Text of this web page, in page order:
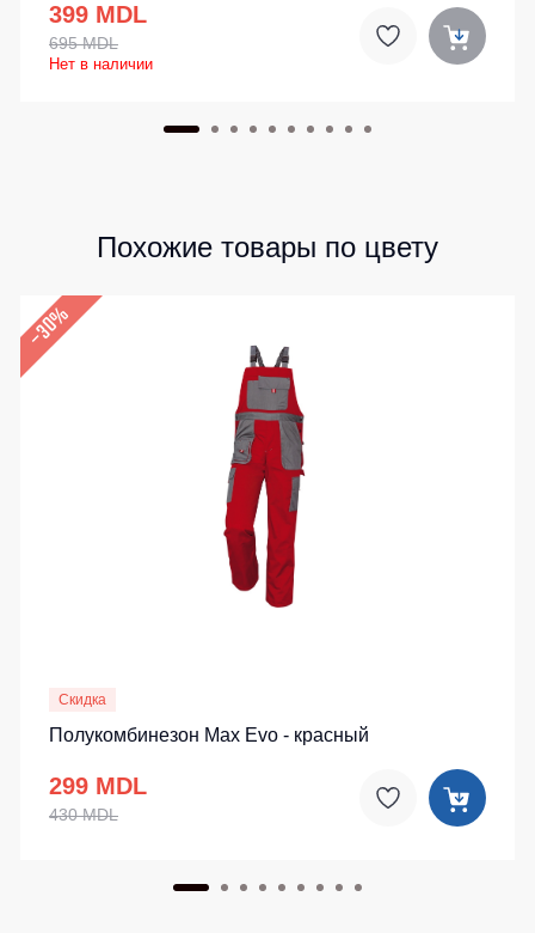
399 MDL
695 MDL
Нет в наличии
Похожие товары по цвету
–30%
Скидка
Полукомбинезон Max Evo - красный
299 MDL
430 MDL